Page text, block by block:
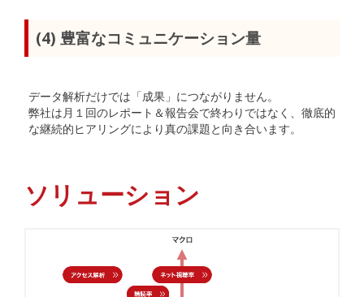
(4) 豊富なコミュニケーション量
データ解析だけでは「成果」につながりません。
弊社は月１回のレポート＆報告会で終わりではなく、徹底的
な継続的ヒアリングにより真の課題と向き合います。
ソリューション